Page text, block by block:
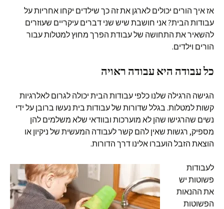
אז איך הורים יכולים לארגן את זה כך שילדים יקחו אחריות על
עבודות הבית? אני חושבת שיש שני דברים עיקריים שעוזרים
להשאיר את התחושה של עבודת הפרך מחוץ למטלות עבור
הורים וילדים.
כל עבודה היא עבודה ראויה
הגישה הרגילה שלנו כלפי עבודות הבית יכולה לגרום לאלרגיות
קשות למטלות. בגלל שדורות של עבודות בית נעשו ברובן על ידי
נשים שהרגישו שהן לא מוערכות ובוודאי שלא משלמים להן
מספיק, רגשות שאין להם קשר לעבודה המעשית של ניקיון או
הוצאת הזבל הועברו אלינו דרך הדורות.
לעבודות
פשוטות יש
את ההנאות
הפשוטות